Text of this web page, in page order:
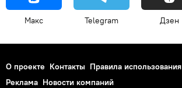
Макс Telegram Дзен
О проекте Контакты Правила использования
Реклама Новости компаний